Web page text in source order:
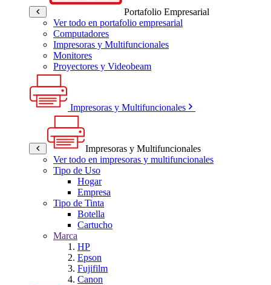
Portafolio Empresarial
Ver todo en portafolio empresarial
Computadores
Impresoras y Multifuncionales
Monitores
Proyectores y Videobeam
Impresoras y Multifuncionales
Impresoras y Multifuncionales
Ver todo en impresoras y multifuncionales
Tipo de Uso
Hogar
Empresa
Tipo de Tinta
Botella
Cartucho
Marca
HP
Epson
Fujifilm
Canon